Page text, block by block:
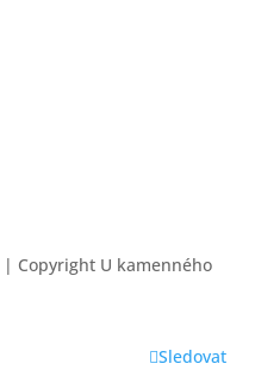
| Copyright U kamenného
Sledovat